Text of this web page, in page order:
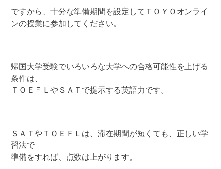
ですから、十分な準備期間を設定してＴＯＹＯオンライ
ンの授業に参加してください。
帰国大学受験でいろいろな大学への合格可能性を上げる
条件は、
ＴＯＥＦＬやＳＡＴで提示する英語力です。
ＳＡＴやＴＯＥＦＬは、滞在期間が短くても、正しい学
習法で
準備をすれば、点数は上がります。